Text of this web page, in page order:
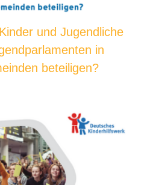
und Jugendliche
in
beteiligen?